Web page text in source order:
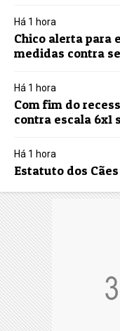
Há 1 hora
Chico alerta para
medidas contra
Há 1 hora
Com fim do
contra escala 6x1
Há 1 hora
Estatuto dos